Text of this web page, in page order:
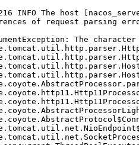
INFO The host
of request parsing
The